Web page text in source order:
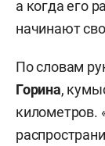
а когда его
начинают
По словам
Горина,